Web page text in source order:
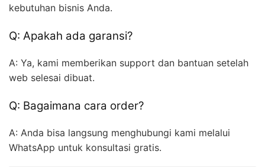
kebutuhan bisnis Anda.
Q: Apakah ada garansi?
A: Ya, kami memberikan support dan bantuan setelah
web selesai dibuat.
Q: Bagaimana cara order?
A: Anda bisa langsung menghubungi kami melalui
WhatsApp untuk konsultasi gratis.